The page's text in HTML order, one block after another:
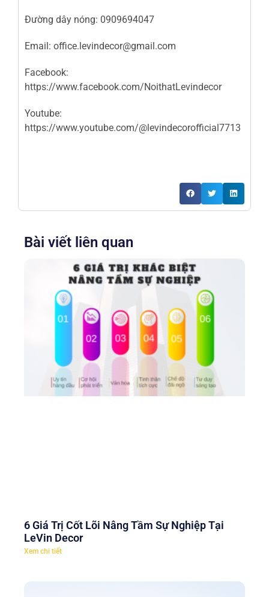
Đường dây nóng: 0909694047
Email: office.levindecor@gmail.com
Facebook:
https://www.facebook.com/NoithatLevindecor
Youtube:
https://www.youtube.com/@levindecorofficial7713
Bài viết liên quan
6 Giá Trị Cốt Lõi Nâng Tầm Sự Nghiệp Tại
LeVin Decor
Xem chi tiết